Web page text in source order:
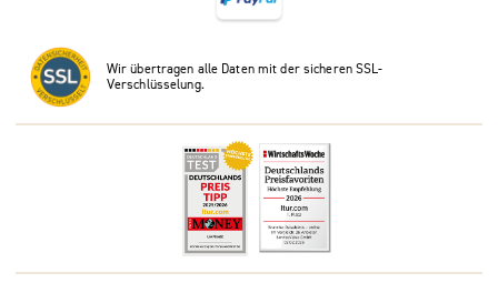
Wir übertragen alle Daten mit der sicheren SSL-
Verschlüsselung.